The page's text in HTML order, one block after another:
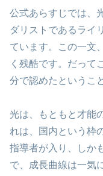
公式あらすじでは、
ダリストであるライ
ています。この一文
く残酷です。だって
分で認めたというこ
光は、もともと才能
れは、国内という枠
指導者が入り、しか
で、成長曲線は一気